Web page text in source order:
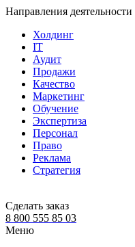
Направления деятельности
Холдинг
IT
Аудит
Продажи
Качество
Маркетинг
Обучение
Экспертиза
Персонал
Право
Реклама
Стратегия
Сделать заказ
8 800 555 85 03
Меню